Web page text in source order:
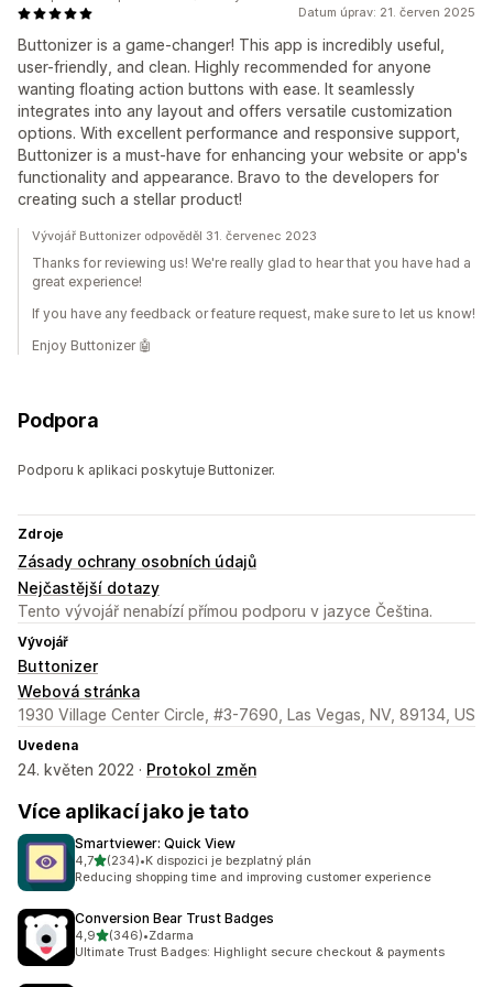
Datum úprav: 21. červen 2025
Buttonizer is a game-changer! This app is incredibly useful,
user-friendly, and clean. Highly recommended for anyone
wanting floating action buttons with ease. It seamlessly
integrates into any layout and offers versatile customization
options. With excellent performance and responsive support,
Buttonizer is a must-have for enhancing your website or app's
functionality and appearance. Bravo to the developers for
creating such a stellar product!
Vývojář Buttonizer odpověděl 31. červenec 2023
Thanks for reviewing us! We're really glad to hear that you have had a
great experience!
If you have any feedback or feature request, make sure to let us know!
Enjoy Buttonizer 🤖
Podpora
Podporu k aplikaci poskytuje Buttonizer.
Zdroje
Zásady ochrany osobních údajů
Nejčastější dotazy
Tento vývojář nenabízí přímou podporu v jazyce Čeština.
Vývojář
Buttonizer
Webová stránka
1930 Village Center Circle, #3-7690, Las Vegas, NV, 89134, US
Uvedena
24. květen 2022 · Protokol změn
Více aplikací jako je tato
Smartviewer: Quick View
4,7z 5 hvězd
(234)
Celkový počet recenzí: 234
•K dispozici je bezplatný plán
Reducing shopping time and improving customer experience
Conversion Bear Trust Badges
4,9z 5 hvězd
(346)
Celkový počet recenzí: 346
•Zdarma
Ultimate Trust Badges: Highlight secure checkout & payments